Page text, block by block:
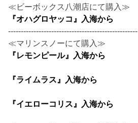
≪ビーボックス八潮店にて購入≫
『オハグロヤッコ』入海から
---------------------------------------------------
≪マリンスノーにて購入≫
『レモンピール』入海から
『ライムラス』入海から
『イエローコリス』入海から